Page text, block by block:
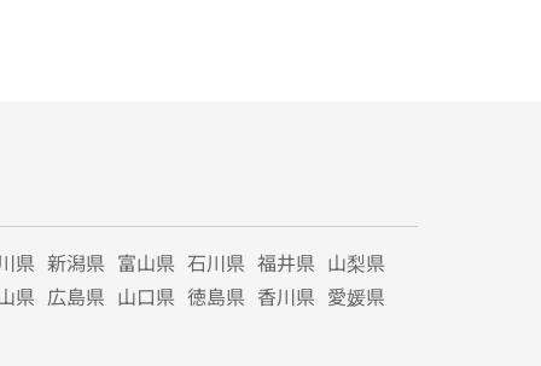
県 新潟県 富山県 石川県 福井県 山梨県
県 広島県 山口県 徳島県 香川県 愛媛県